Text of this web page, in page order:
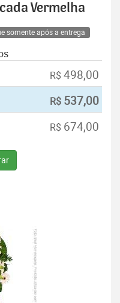
Vermelha
somente após a entrega
R$ 498,00
R$ 537,00
R$ 674,00